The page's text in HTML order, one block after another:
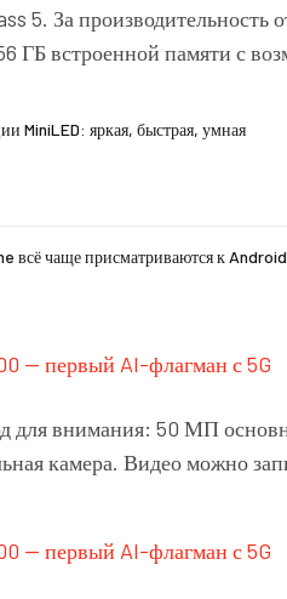
5. За
ГБ встроенной памяти с
MiniLED: яркая, быстрая, умная
всё чаще присматриваются к Android
для внимания: 50 МП
камера. Видео можно